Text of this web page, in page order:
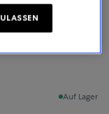
Auf Lager